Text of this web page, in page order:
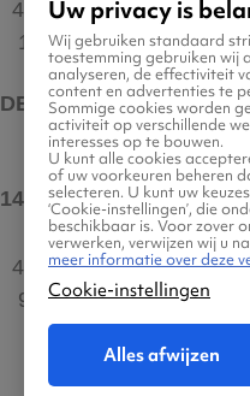
4 uur
11°C
DEC
14°C max
4 uur
9°C
Uw privacy is
Wij gebruiken standaard
toestemming gebruiken wij
analyseren, de effectiviteit
content en advertenties te
Sommige cookies worden
activiteit op verschillende
interesses op te bouwen.
U kunt alle cookies
of uw voorkeuren beheren
selecteren. U kunt uw
‘Cookie-instellingen’, die
beschikbaar is. Voor zover
verwerken, verwijzen wij u
meer informatie over deze
Cookie-instellingen
Alles afwijzen